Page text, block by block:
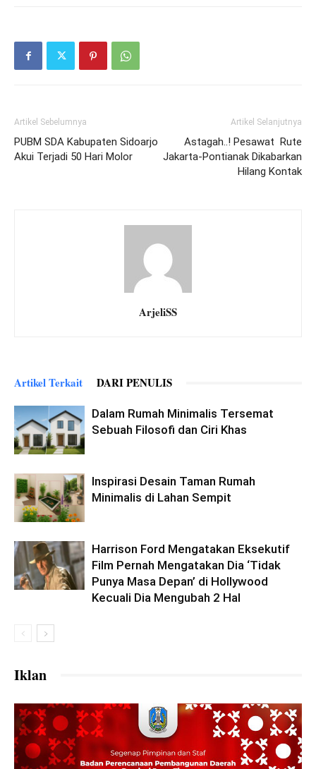
Artikel Sebelumnya
PUBM SDA Kabupaten Sidoarjo
Akui Terjadi 50 Hari Molor
Artikel Selanjutnya
Astagah..! Pesawat Rute
Jakarta-Pontianak Dikabarkan
Hilang Kontak
ArjeliSS
Artikel Terkait DARI PENULIS
Dalam Rumah Minimalis Tersemat
Sebuah Filosofi dan Ciri Khas
Inspirasi Desain Taman Rumah
Minimalis di Lahan Sempit
Harrison Ford Mengatakan Eksekutif
Film Pernah Mengatakan Dia ‘Tidak
Punya Masa Depan’ di Hollywood
Kecuali Dia Mengubah 2 Hal
Iklan